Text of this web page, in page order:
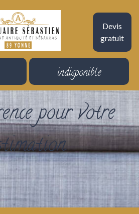
Devis
gratuit
indisponible
pour votre